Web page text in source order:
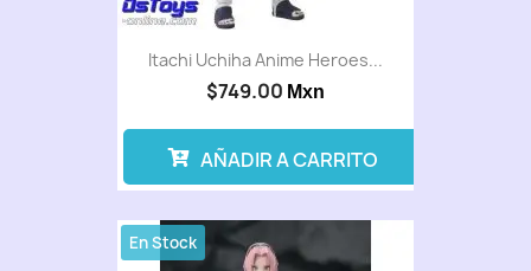
Itachi Uchiha Anime Heroes...
$749.00 Mxn
AÑADIR A CARRITO
En Stock